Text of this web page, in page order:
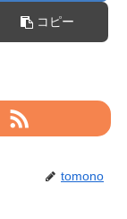
コピー
tomono